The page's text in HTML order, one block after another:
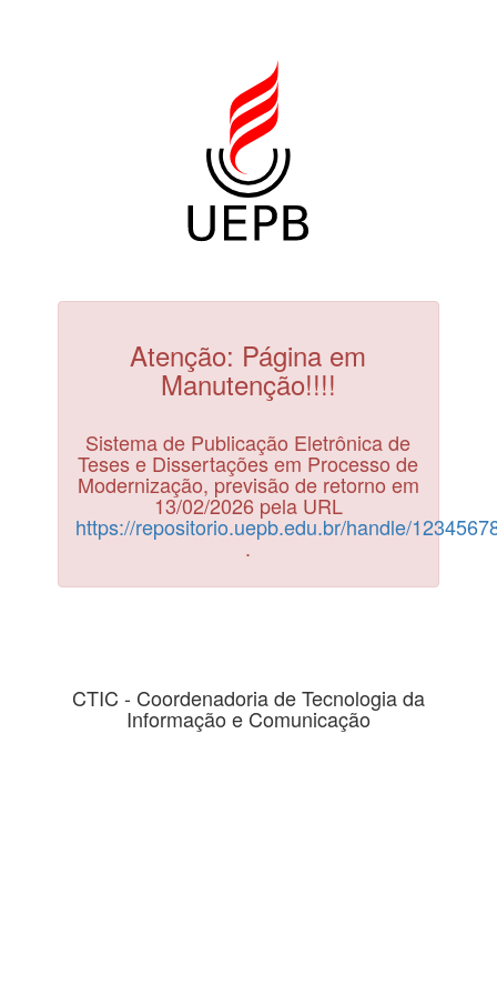
Atenção: Página em
Manutenção!!!!
Sistema de Publicação Eletrônica de
Teses e Dissertações em Processo de
Modernização, previsão de retorno em
13/02/2026 pela URL
https://repositorio.uepb.edu.br/handle/
.
CTIC - Coordenadoria de Tecnologia da
Informação e Comunicação